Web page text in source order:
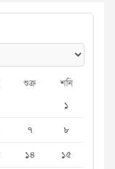
শুক্র শনি
১
৭
৮
১৪ ১৫